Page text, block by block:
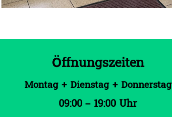
Öffnungszeiten
Montag + Dienstag + Donnerstag
09:00 – 19:00 Uhr